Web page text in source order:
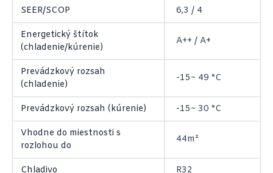
SEER/SCOP 6,3 / 4
Energetický štítok
(chladenie/kúrenie)
A++ / A+
Prevádzkový rozsah
(chladenie)
-15~ 49 °C
Prevádzkový rozsah (kúrenie) -15~ 30 °C
Vhodne do miestnosti s
rozlohou do
44m²
Chladivo R32